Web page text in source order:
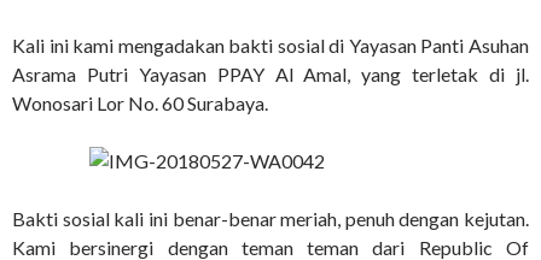
Kali ini kami mengadakan bakti sosial di Yayasan Panti Asuhan
Asrama Putri Yayasan PPAY Al Amal, yang terletak di jl.
Wonosari Lor No. 60 Surabaya.
Bakti sosial kali ini benar-benar meriah, penuh dengan kejutan.
Kami bersinergi dengan teman teman dari Republic Of